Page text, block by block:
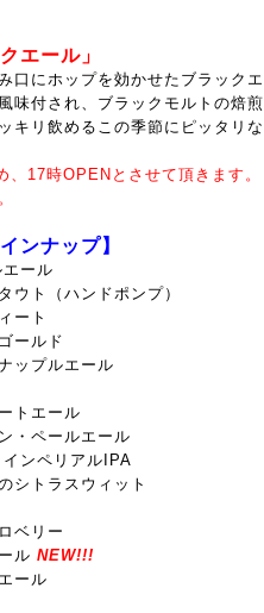
エール」
口にホップを効かせたブラック
味付され、ブラックモルトの焙
キリ飲めるこの季節にピッタリ
17時OPENとさせて頂きます。
ンナップ】
ール
ウト（ハンドポンプ）
ート
ールド
ップルエール
トエール
・ペールエール
ンペリアルIPA
シトラスウィット
ベリー
ル NEW!!!
ール